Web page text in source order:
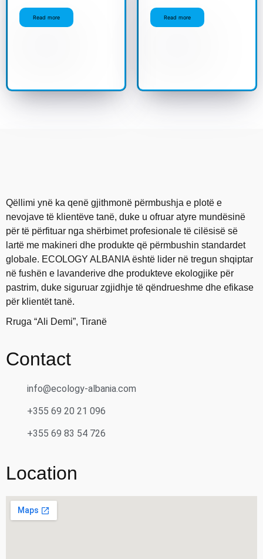
Read more Read more
Qëllimi ynë ka qenë gjithmonë përmbushja e plotë e
nevojave të klientëve tanë, duke u ofruar atyre mundësinë
për të përfituar nga shërbimet profesionale të cilësisë së
lartë me makineri dhe produkte që përmbushin standardet
globale. ECOLOGY ALBANIA është lider në tregun shqiptar
në fushën e lavanderive dhe produkteve ekologjike për
pastrim, duke siguruar zgjidhje të qëndrueshme dhe efikase
për klientët tanë.
Rruga “Ali Demi”, Tiranë
Contact
info@ecology-albania.com
+355 69 20 21 096
+355 69 83 54 726
Location